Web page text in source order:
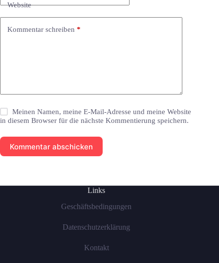
Website
Kommentar schreiben *
Meinen Namen, meine E-Mail-Adresse und meine Website
in diesem Browser für die nächste Kommentierung speichern.
Kommentar abschicken
Links
Geschäftsbedingungen
Datenschutzerklärung
Kontakt